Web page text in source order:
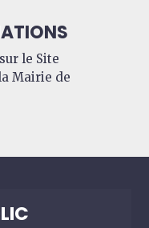
le Site
Mairie de